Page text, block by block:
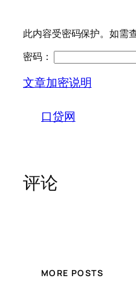
此内容受密码保护。如需
密码：
文章加密说明
口贷网
评论
MORE POSTS